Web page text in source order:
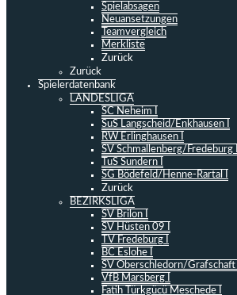
Spielabsagen
Neuansetzungen
Teamvergleich
Merkliste
Zurück
Zurück
Spielerdatenbank
LANDESLIGA
SC Neheim I
SuS Langscheid/Enkhausen I
RW Erlinghausen I
SV Schmallenberg/Fredeburg I
TuS Sundern I
SG Bödefeld/Henne-Rartal I
Zurück
BEZIRKSLIGA
SV Brilon I
SV Hüsten 09 I
TV Fredeburg I
BC Eslohe I
SV Oberschledorn/Grafschaft I
VfB Marsberg I
Fatih Türkgücü Meschede I